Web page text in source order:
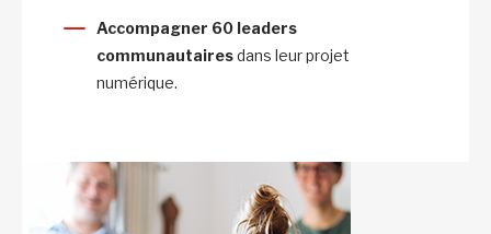
Accompagner 60 leaders
communautairesdans leur projet
numérique.